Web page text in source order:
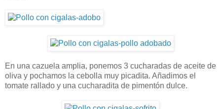
En una cazuela amplia, ponemos 3 cucharadas de aceite de
oliva y pochamos la cebolla muy picadita. Añadimos el
tomate rallado y una cucharadita de pimentón dulce.